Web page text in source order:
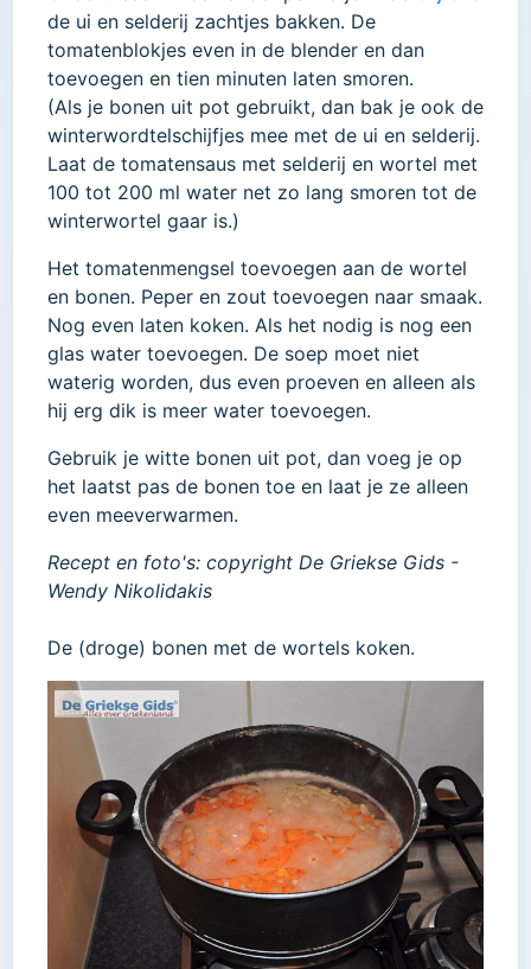
de ui en selderij zachtjes bakken. De
tomatenblokjes even in de blender en dan
toevoegen en tien minuten laten smoren.
(Als je bonen uit pot gebruikt, dan bak je ook de
winterwordtelschijfjes mee met de ui en selderij.
Laat de tomatensaus met selderij en wortel met
100 tot 200 ml water net zo lang smoren tot de
winterwortel gaar is.)
Het tomatenmengsel toevoegen aan de wortel
en bonen. Peper en zout toevoegen naar smaak.
Nog even laten koken. Als het nodig is nog een
glas water toevoegen. De soep moet niet
waterig worden, dus even proeven en alleen als
hij erg dik is meer water toevoegen.
Gebruik je witte bonen uit pot, dan voeg je op
het laatst pas de bonen toe en laat je ze alleen
even meeverwarmen.
Recept en foto's: copyright De Griekse Gids -
Wendy Nikolidakis
De (droge) bonen met de wortels koken.